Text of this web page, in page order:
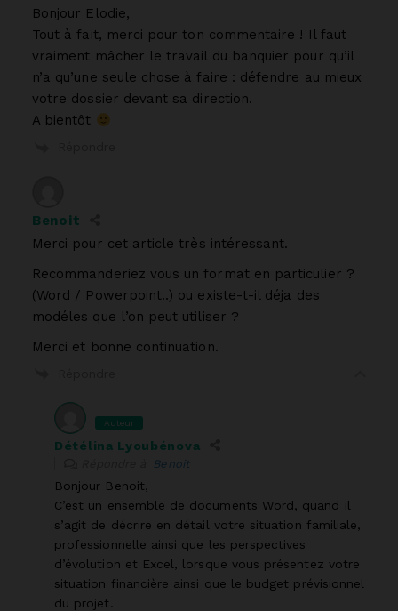
Bonjour Elodie,
Tout à fait, merci pour ton commentaire ! Il faut
vraiment mâcher le travail du banquier pour qu’il
n’a qu’une seule chose à faire : défendre au mieux
votre dossier devant sa direction.
A bientôt
Benoit
Merci pour cet article très intéressant.
Recommanderiez vous un format en particulier ?
(Word / Powerpoint..) ou existe-t-il déja des
modéles que l’on peut utiliser ?
Merci et bonne continuation.
Auteur
Détélina Lyoubénova
Benoit
Bonjour Benoit,
C’est un ensemble de documents Word, quand il
s’agit de décrire en détail votre situation familiale,
professionnelle ainsi que les perspectives
d’évolution et Excel, lorsque vous présentez votre
situation financière ainsi que le budget prévisionnel
du projet.